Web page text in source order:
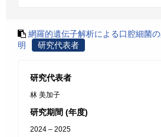
網羅的遺伝子解析による口腔細菌
明
研究代表者
研究代表者
林 美加子
研究期間 (年度)
2024 – 2025